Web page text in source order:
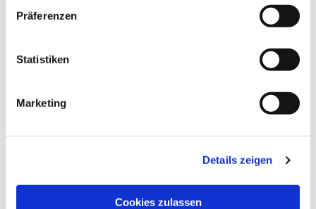
Präferenzen
Statistiken
Marketing
Details zeigen
Cookies zulassen